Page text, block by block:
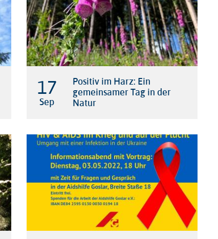
17
Sep
Positiv im Harz: Ein
gemeinsamer Tag in der
Natur